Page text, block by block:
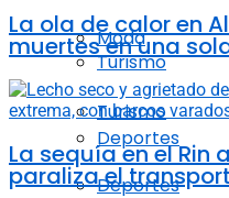
Turismo
Deportes
Moda
Turismo
Deportes
La ola de calor en
muertes en una
La sequía en el Rin
paraliza el